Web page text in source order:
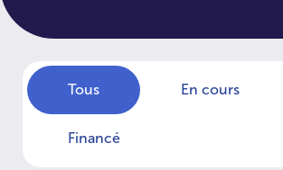
Tous En cours
Financé